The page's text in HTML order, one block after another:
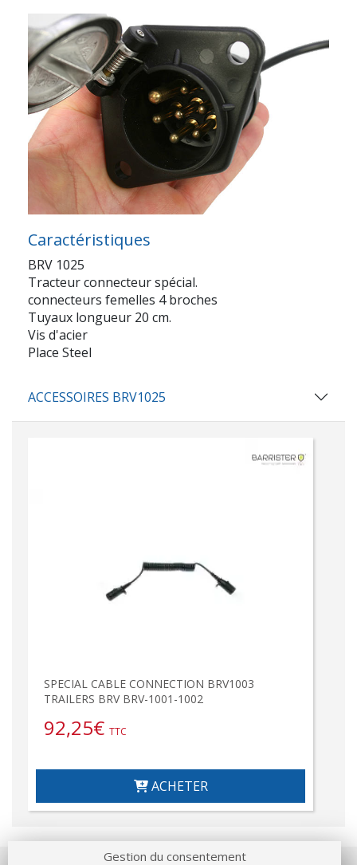
Caractéristiques
BRV 1025
Tracteur connecteur spécial.
connecteurs femelles 4 broches
Tuyaux longueur 20 cm.
Vis d'acier
Place Steel
ACCESSOIRES BRV1025
SPECIAL CABLE CONNECTION BRV1003
TRAILERS BRV BRV-1001-1002
92,25€ TTC
ACHETER
Gestion du consentement